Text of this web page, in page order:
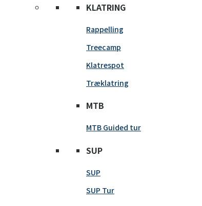
KLATRING
Rappelling
Treecamp
Klatrespot
Træklatring
MTB
MTB Guided tur
SUP
SUP
SUP Tur